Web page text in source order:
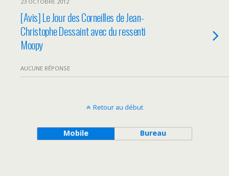
[Avis] Le Jour des Corneilles de Jean-
Christophe Dessaint avec du ressenti
Moopy
AUCUNE RÉPONSE
Retour au début
Mobile Bureau